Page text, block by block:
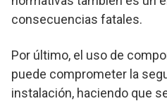
consecuencias fatales.
Por último, el uso de
puede comprometer la
instalación, haciendo que